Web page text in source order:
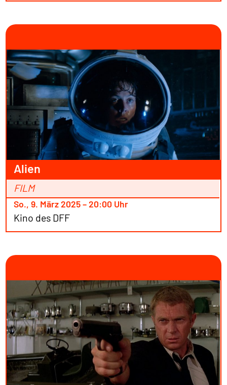
Alien
FILM
So., 9. März 2025 – 20:00 Uhr
Kino des DFF